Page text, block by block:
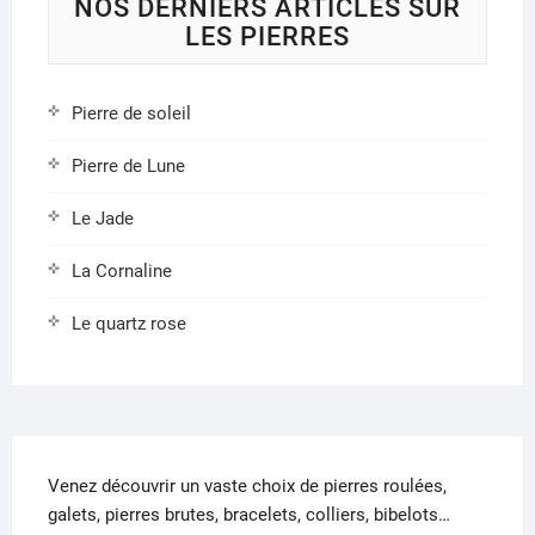
page
du
NOS DERNIERS ARTICLES SUR
LES PIERRES
Pierre de soleil
Pierre de Lune
Le Jade
La Cornaline
Le quartz rose
Venez découvrir un vaste choix de pierres roulées,
galets, pierres brutes, bracelets, colliers, bibelots…